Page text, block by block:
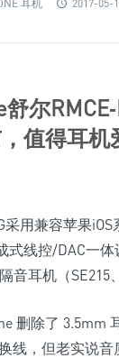
耳机 2017-05-
采用兼容苹果
式线控/DAC一
音耳机（SE215
删除了 3.5mm
线，但老实说